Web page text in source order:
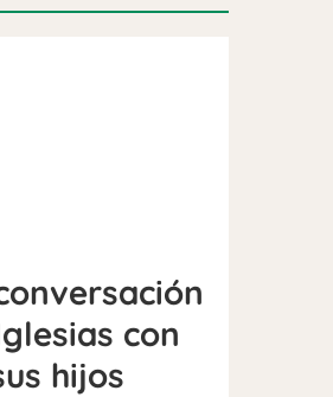
con
hijos